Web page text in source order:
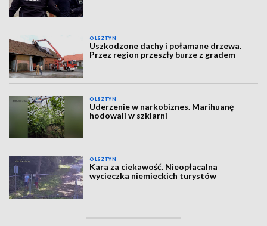
OLSZTYN
Uszkodzone dachy i połamane drzewa.
Przez region przeszły burze z gradem
OLSZTYN
Uderzenie w narkobiznes. Marihuanę
hodowali w szklarni
OLSZTYN
Kara za ciekawość. Nieopłacalna
wycieczka niemieckich turystów